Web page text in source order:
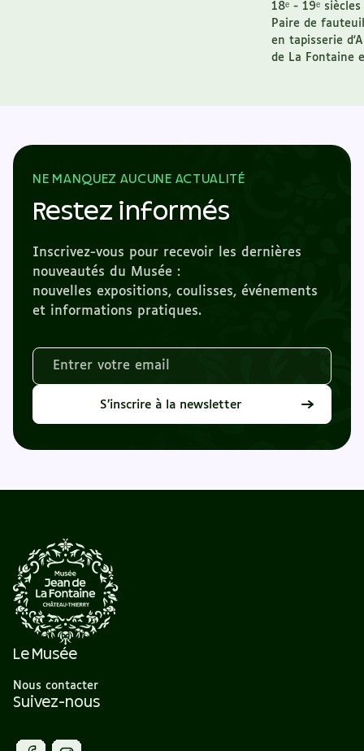
18ᵉ - 19ᵉ siècles
Paire de
en tapisserie
de La Fontaine
NE MANQUEZ AUCUNE ACTUALITÉ
Restez informés
Inscrivez-vous pour recevoir les dernières
nouveautés du Musée :
nouvelles expositions, coulisses, événements
et informations pratiques.
S’inscrire à la newsletter
Le Musée
Nous contacter
Suivez-nous